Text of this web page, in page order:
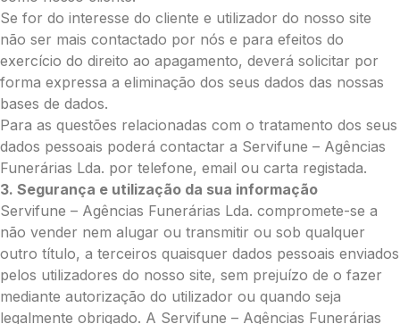
Palma:
Pequena (€85)
Média (€100)
Grande (€115)
Cruz:
Pequena (€85)
Média (€100)
Grande (€115)
Coração:
Pequena (€85)
Média (€100)
Grande (€115)
Coroa:
Se for do interesse do cliente e utilizador do nosso site
não ser mais contactado por nós e para efeitos do
exercício do direito ao apagamento, deverá solicitar por
forma expressa a eliminação dos seus dados das nossas
bases de dados.
Para as questões relacionadas com o tratamento dos seus
dados pessoais poderá contactar a Servifune – Agências
Funerárias Lda. por telefone, email ou carta registada.
3. Segurança e utilização da sua informação
Servifune – Agências Funerárias Lda. compromete-se a
não vender nem alugar ou transmitir ou sob qualquer
outro título, a terceiros quaisquer dados pessoais enviados
pelos utilizadores do nosso site, sem prejuízo de o fazer
mediante autorização do utilizador ou quando seja
legalmente obrigado. A Servifune – Agências Funerárias